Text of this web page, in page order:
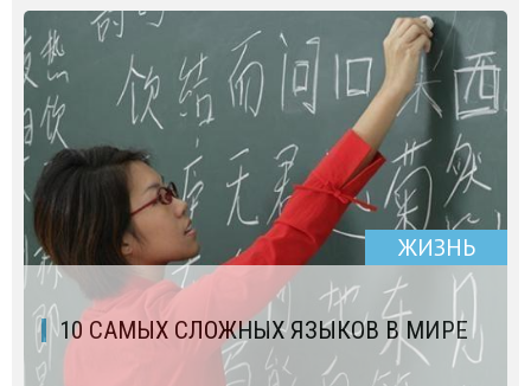
ЖИЗНЬ
10 САМЫХ СЛОЖНЫХ ЯЗЫКОВ В МИРЕ